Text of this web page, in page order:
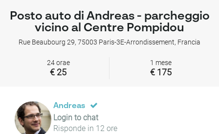
Posto auto di Andreas - parcheggio
vicino al Centre Pompidou
Rue Beaubourg 29, 75003 Paris-3E-Arrondissement, Francia
24 orae
€ 25
1 mese
€ 175
Andreas
Login to chat
Risponde in 12 ore